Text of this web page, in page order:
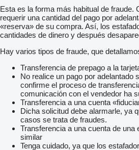
Esta es la forma más habitual de fraude.
requerir una cantidad del pago por
«reserva» de su compra. Así, los
cantidades de dinero y después
Hay varios tipos de fraude, que
Transferencia de prepago a la
No realice un pago por adelantado
confirme el proceso de
comunicación con el vendedor ha
Transferencia a una cuenta
Dicha solicitud debe alarmarle, ya
casos se trata de fraudes.
Transferencia a una cuenta de
similar
Tenga cuidado, ya que los